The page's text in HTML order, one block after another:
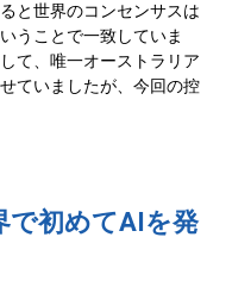
と世界のコンセンサスは
うことで一致していま
て、唯一オーストラリア
ていましたが、今回の控
で初めてAIを発